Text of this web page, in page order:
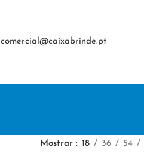
comercial@caixabrinde.pt
Mostrar 18 36 54